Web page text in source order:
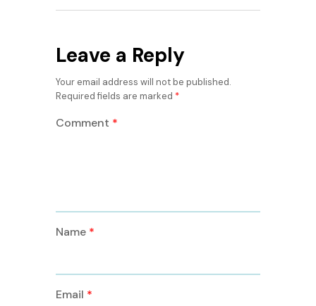
Leave a Reply
Your email address will not be published.
Required fields are marked *
Comment *
Name *
Email *